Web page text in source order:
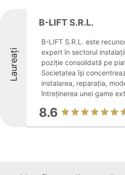
Laureați
B-LIFT S.R.L.
B-LIFT S.R.L. este
expert în sectorul
poziție consolidată pe
Societatea își
instalarea, reparația,
întreținerea unei game
8.6